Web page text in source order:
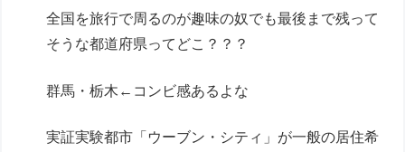
ア【彩色原型公開】
Powered by livedoor 相互RSS
全国を旅行で周るのが趣味の奴でも最後まで残って
そうな都道府県ってどこ？？？
群馬・栃木←コンビ感あるよな
実証実験都市「ウーブン・シティ」が一般の居住希